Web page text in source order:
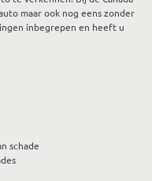
maar ook nog eens zonder
inbegrepen en heeft u
schade